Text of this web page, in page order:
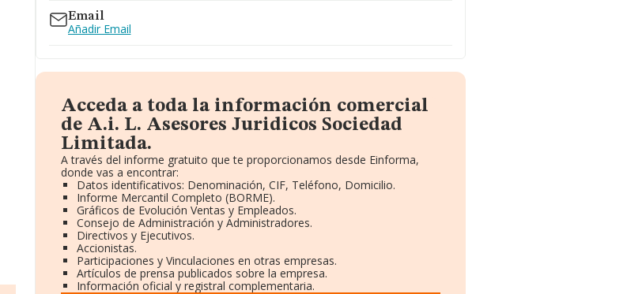
Email
Añadir Email
Acceda a toda la información comercial
de A.i. L. Asesores Juridicos Sociedad
Limitada.
A través del informe gratuito que te proporcionamos desde Einforma,
donde vas a encontrar:
Datos identificativos: Denominación, CIF, Teléfono, Domicilio.
Informe Mercantil Completo (BORME).
Gráficos de Evolución Ventas y Empleados.
Consejo de Administración y Administradores.
Directivos y Ejecutivos.
Accionistas.
Participaciones y Vinculaciones en otras empresas.
Artículos de prensa publicados sobre la empresa.
Información oficial y registral complementaria.